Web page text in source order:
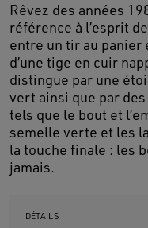
Rêvez des années
référence à l’esprit
entre un tir au panier
d’une tige en cuir
distingue par une
vert ainsi que par
tels que le bout et
semelle verte et les
la touche finale : les
jamais.
DÉTAILS